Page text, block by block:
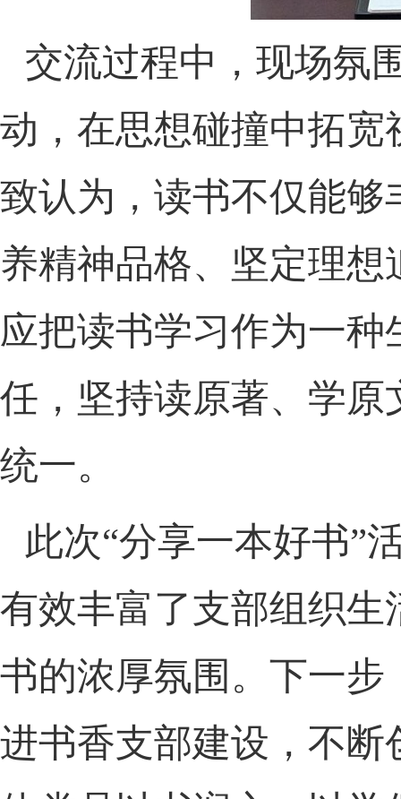
交流过程中，现场氛
动，在思想碰撞中拓
致认为，读书不仅能
养精神品格、坚定理
应把读书学习作为一
任，坚持读原著、学
统一。
此次“分享一本好书”
有效丰富了支部组织
书的浓厚氛围。下一
进书香支部建设，不